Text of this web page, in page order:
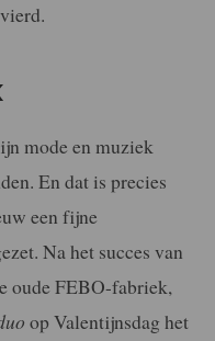
mode en muziek
En dat is precies
een fijne
Na het succes van
oude FEBO-fabriek,
op Valentijnsdag het